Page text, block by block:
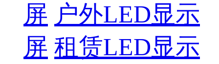
屏 户外LED显示
屏 租赁LED显示